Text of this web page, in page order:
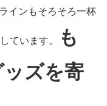
インもそろそろ一杯
ています。
も
ズを寄